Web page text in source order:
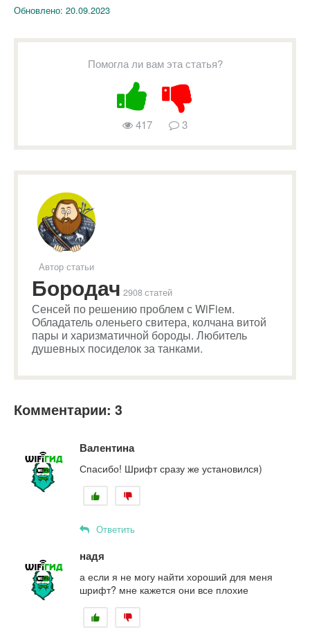
Обновлено: 20.09.2023
Помогла ли вам эта статья?
417 3
Автор статьи
Бородач 2908 статей
Сенсей по решению проблем с WiFiем.
Обладатель оленьего свитера, колчана витой
пары и харизматичной бороды. Любитель
душевных посиделок за танками.
Комментарии: 3
Валентина
Спасибо! Шрифт сразу же установился)
Ответить
надя
а если я не могу найти хороший для меня
шрифт? мне кажется они все плохие